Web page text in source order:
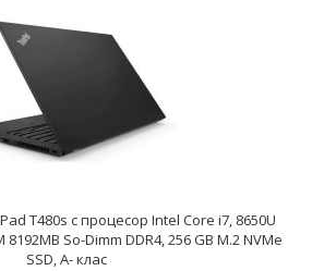
T480s с процесор Intel Core i7, 8650U
8192MB So-Dimm DDR4, 256 GB M.2 NVMe
SSD, A- клас